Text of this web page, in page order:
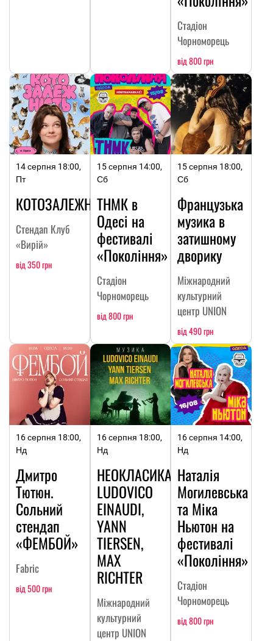
Стадіон
Чорноморець
від 800 грн
14 серпня 18:00,
Пт
КОТОЗАЛЕЖНІСТЬ
Стендап Клуб
«Вирій»
від 350 грн
15 серпня 14:00,
Сб
ТНМК в
Одесі на
фестивалі
«Покоління»
Стадіон
Чорноморець
від 800 грн
15 серпня 18:00,
Сб
Французька
музика в
затишному
дворику
Міжнародний
культурний
центр UNION
від 490 грн
16 серпня 18:00,
Нд
Дмитро
Тютюн.
Сольний
стендап
«ФЕМБОЙ»
Fabric
від 500 грн
16 серпня 18:00,
Нд
НЕОКЛАСИКА:
LUDOVICO
EINAUDI,
YANN
TIERSEN,
MAX
RICHTER
Міжнародний
культурний
центр UNION
16 серпня 14:00,
Нд
Наталія
Могилевська
та Міка
Ньютон на
фестивалі
«Покоління»
Стадіон
Чорноморець
від 800 грн